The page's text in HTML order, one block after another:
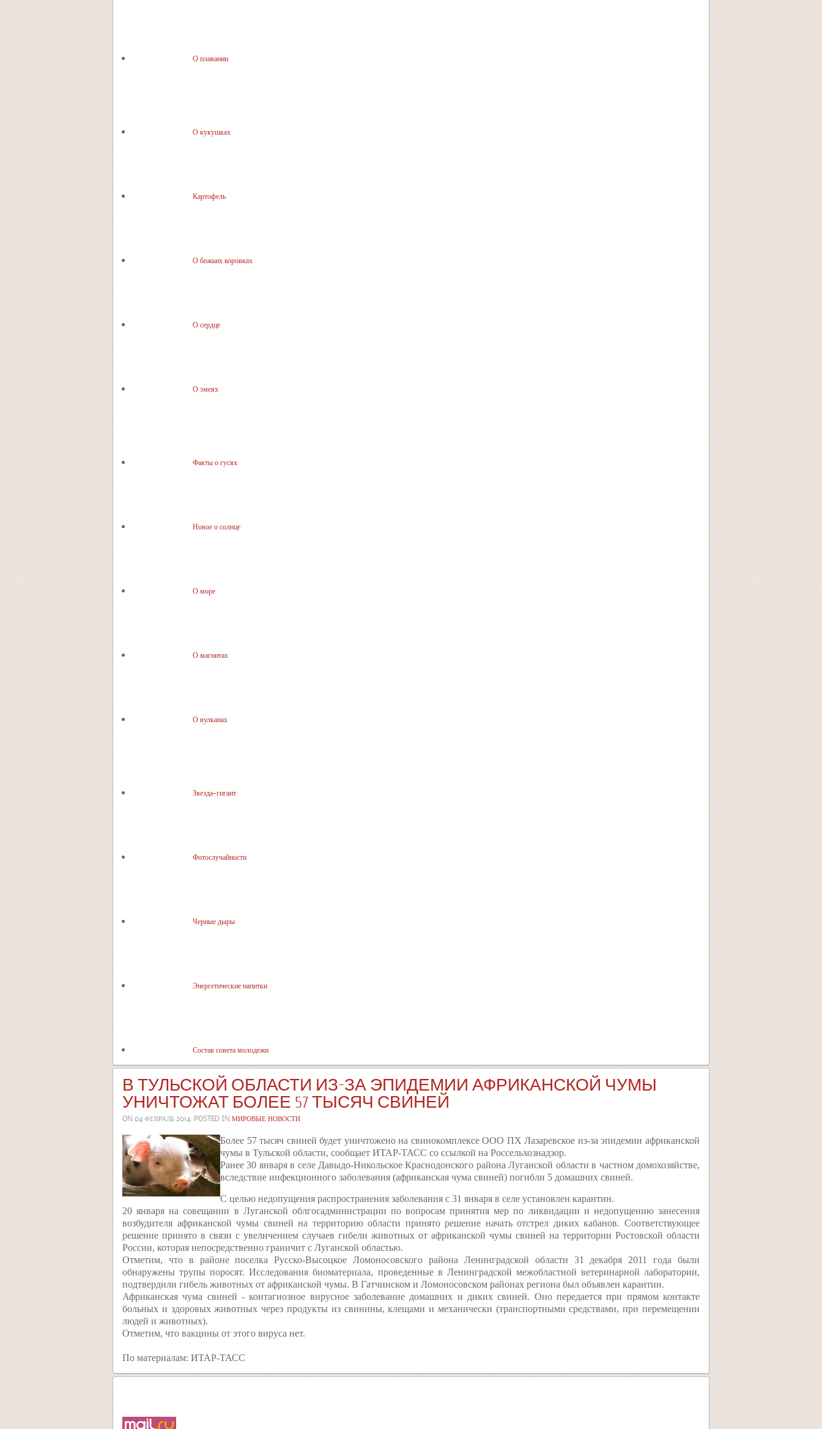
О плавании
О кукушках
Картофель
О божьих коровках
О сердце
О змеях
Факты о гусях
Новое о солнце
О море
О магнитах
О вулканах
Звезда-гигант
Фотослучайности
Черные дыры
Энергетические напитки
Состав совета молодежи
В ТУЛЬСКОЙ ОБЛАСТИ ИЗ-ЗА ЭПИДЕМИИ АФРИКАНСКОЙ ЧУМЫ
УНИЧТОЖАТ БОЛЕЕ 57 ТЫСЯЧ СВИНЕЙ
ON 04 ФЕВРАЛЬ 2014. POSTED IN МИРОВЫЕ НОВОСТИ
Более 57 тысяч свиней будет уничтожено на свинокомплексе ООО ПХ Лазаревское из-за эпидемии африканской
чумы в Тульской области, сообщает ИТАР-ТАСС со ссылкой на Россельхознадзор.
Ранее 30 января в селе Давыдо-Никольское Краснодонского района Луганской области в частном домохозяйстве,
вследствие инфекционного заболевания (африканская чума свиней) погибли 5 домашних свиней.
С целью недопущения распространения заболевания с 31 января в селе установлен карантин.
20 января на совещании в Луганской облгосадминистрации по вопросам принятия мер по ликвидации и недопущению занесения
возбудителя африканской чумы свиней на территорию области принято решение начать отстрел диких кабанов. Соответствующее
решение принято в связи с увеличением случаев гибели животных от африканской чумы свиней на территории Ростовской области
России, которая непосредственно граничит с Луганской областью.
Отметим, что в районе поселка Русско-Высоцкое Ломоносовского района Ленинградской области 31 декабря 2011 года были
обнаружены трупы поросят. Исследования биоматериала, проведенные в Ленинградской межобластной ветеринарной лаборатории,
подтвердили гибель животных от африканской чумы. В Гатчинском и Ломоносовском районах региона был объявлен карантин.
Африканская чума свиней - контагиозное вирусное заболевание домашних и диких свиней. Оно передается при прямом контакте
больных и здоровых животных через продукты из свинины, клещами и механически (транспортными средствами, при перемещении
людей и животных).
Отметим, что вакцины от этого вируса нет.
По материалам: ИТАР-ТАСС